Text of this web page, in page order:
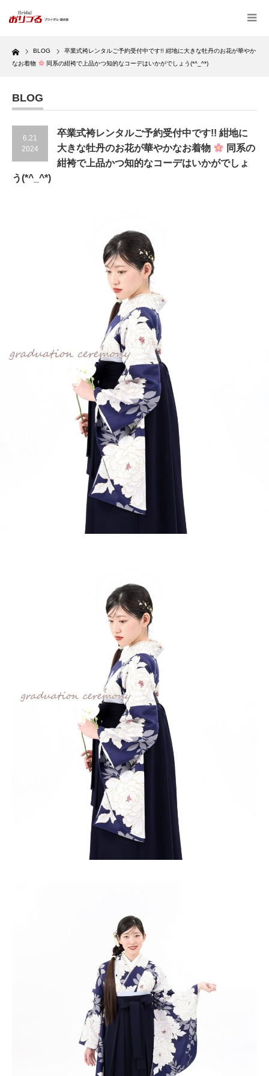
Home BLOG
卒業式袴レンタルご予約受付中です!! 紺地に大きな牡丹のお花が華やか
なお着物
同系の紺袴で上品かつ知的なコーデはいかがでしょう(*^_^*)
BLOG
6.21
2024
卒業式袴レンタルご予約受付中です!! 紺地に
大きな牡丹のお花が華やかなお着物
同系の
紺袴で上品かつ知的なコーデはいかがでしょ
う(*^_^*)